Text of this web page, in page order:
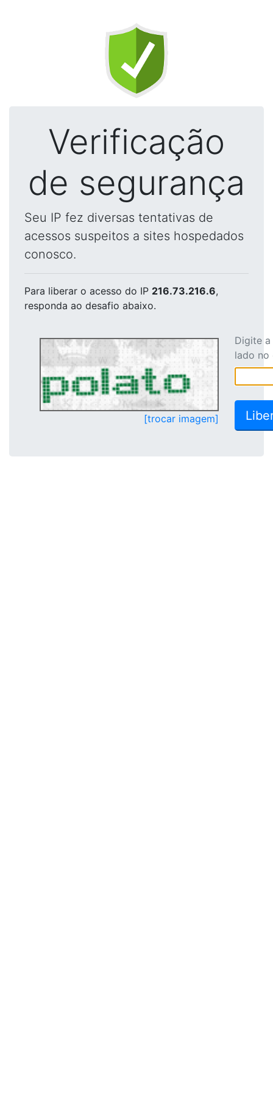
Verificação
de segurança
Seu IP fez diversas tentativas de
acessos suspeitos a sites hospedados
conosco.
Para liberar o acesso do IP 216.73.216.6,
responda ao desafio abaixo.
[trocar imagem]
Digite
lado no